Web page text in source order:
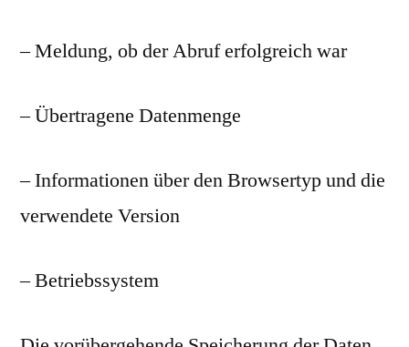
– Meldung, ob der Abruf erfolgreich war
– Übertragene Datenmenge
– Informationen über den Browsertyp und die
verwendete Version
– Betriebssystem